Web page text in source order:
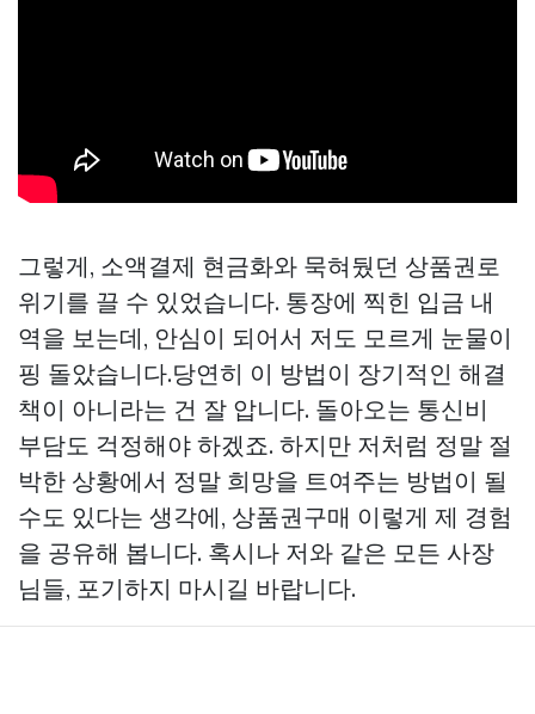
그렇게, 소액결제 현금화와 묵혀뒀던 상품권로
위기를 끌 수 있었습니다. 통장에 찍힌 입금 내
역을 보는데, 안심이 되어서 저도 모르게 눈물이
핑 돌았습니다.당연히 이 방법이 장기적인 해결
책이 아니라는 건 잘 압니다. 돌아오는 통신비
부담도 걱정해야 하겠죠. 하지만 저처럼 정말 절
박한 상황에서 정말 희망을 트여주는 방법이 될
수도 있다는 생각에, 상품권구매 이렇게 제 경험
을 공유해 봅니다. 혹시나 저와 같은 모든 사장
님들, 포기하지 마시길 바랍니다.